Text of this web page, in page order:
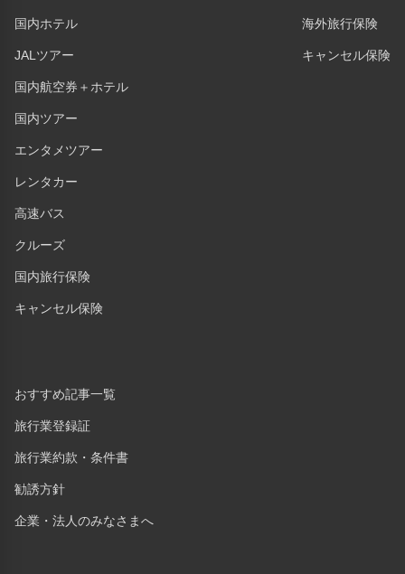
国内ホテル
JALツアー
国内航空券＋ホテル
国内ツアー
エンタメツアー
レンタカー
高速バス
クルーズ
国内旅行保険
キャンセル保険
おすすめ記事一覧
旅行業登録証
旅行業約款・条件書
勧誘方針
企業・法人のみなさまへ
海外旅行保険
キャンセル保険